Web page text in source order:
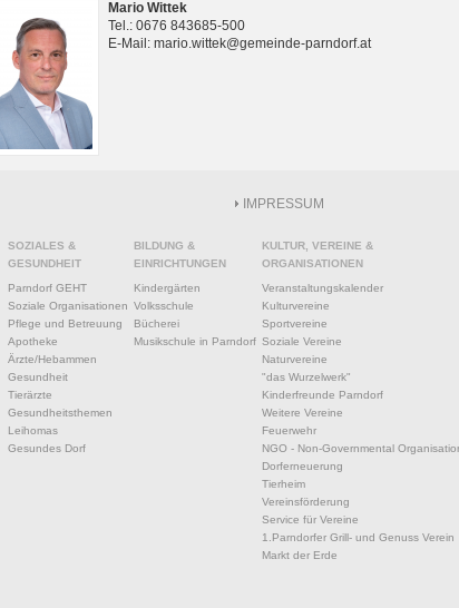
Mario Wittek
Tel.: 0676 843685-500
E-Mail: mario.wittek@gemeinde-parndorf.at
IMPRESSUM
SOZIALES &
GESUNDHEIT
Parndorf GEHT
Soziale Organisationen
Pflege und Betreuung
Apotheke
Ärzte/Hebammen
Gesundheit
Tierärzte
Gesundheitsthemen
Leihomas
Gesundes Dorf
BILDUNG &
EINRICHTUNGEN
Kindergärten
Volksschule
Bücherei
Musikschule in Parndorf
KULTUR, VEREINE &
ORGANISATIONEN
Veranstaltungskalender
Kulturvereine
Sportvereine
Soziale Vereine
Naturvereine
"das Wurzelwerk"
Kinderfreunde Parndorf
Weitere Vereine
Feuerwehr
NGO - Non-Governmental
Dorferneuerung
Tierheim
Vereinsförderung
Service für Vereine
1.Parndorfer Grill- und Genuss Verein
Markt der Erde